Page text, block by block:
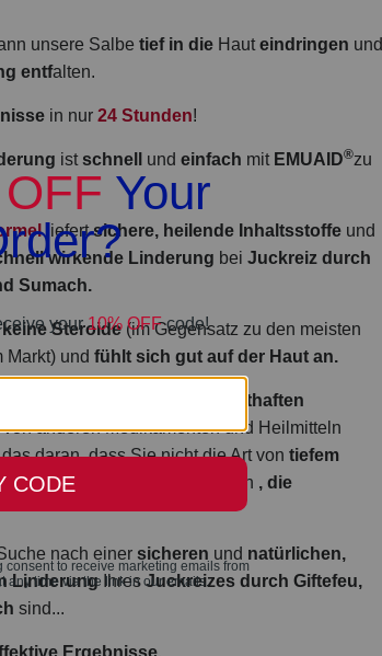
unsere Salbe tief in die Haut eindringen und
entfalten.
in nur 24 Stunden!
ist schnell und einfach mit EMUAID®zu
liefertsichere, heilende Inhaltsstoffe und
wirkende Linderung bei Juckreiz durch
Sumach.
Steroide(im Gegensatz zu den meisten
Markt) und fühlt sich gut auf der Haut an.
ernsthaften
von anderen Medikamenten und Heilmitteln
daran, dass Sie nicht die Art von tiefem
Linderung bekommen , die
nach einer sicheren und natürlichen,
LinderungIhresJuckreizes durch Giftefeu,
sind...
Ergebnisse.